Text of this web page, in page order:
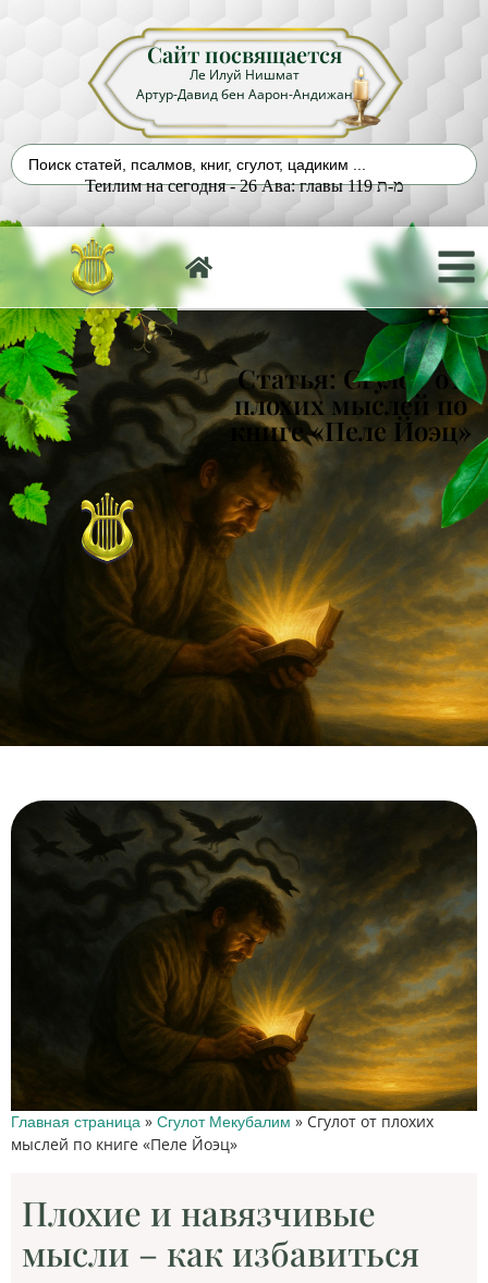
Сайт посвящается
Ле Илуй Нишмат
Артур-Давид бен Аарон-Андижан
Теилим на сегодня - 26 Ава: главы 119 מ-ת
Статья: Сгулот от
плохих мыслей по
книге «Пеле Йоэц»
Главная страница » Сгулот Мекубалим » Сгулот от плохих
мыслей по книге «Пеле Йоэц»
Плохие и навязчивые
мысли – как избавиться